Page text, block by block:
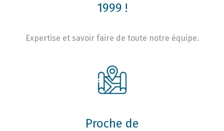
1999 !
Expertise et savoir faire de toute notre équipe.
Proche de